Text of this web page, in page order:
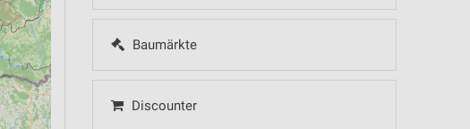
Baumärkte
Discounter